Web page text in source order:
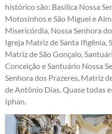
histórico são: Basílica Nossa
Motosinhos e São Miguel e
Misericórdia, Nossa Senhora
Igreja Matriz de Santa Ifigênia,
Matriz de São Gonçalo,
Conceição e Santuário Nossa
Senhora dos Prazeres, Matriz
de Antônio Dias. Quase todas
Iphan.